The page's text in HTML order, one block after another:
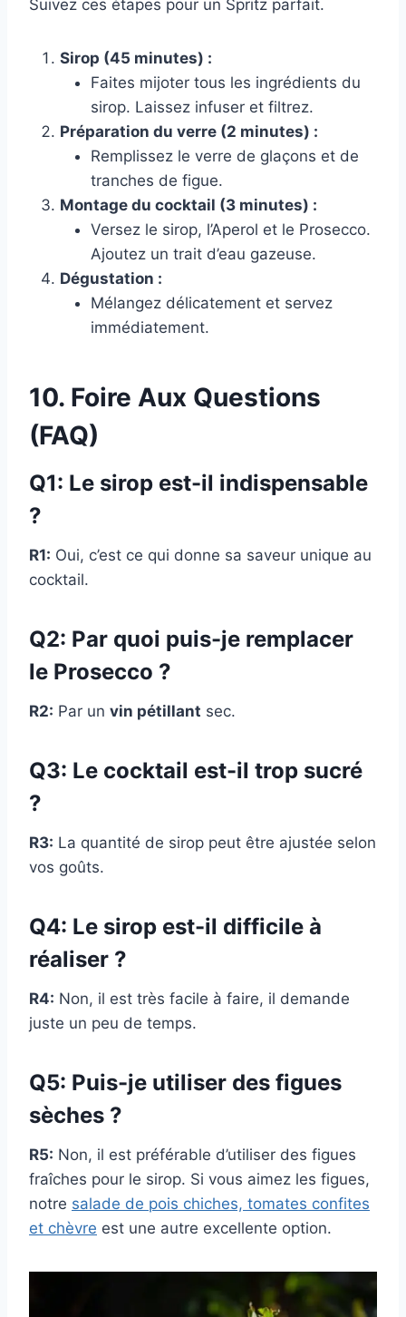
Suivez ces étapes pour un Spritz parfait.
Sirop (45 minutes) :
Faites mijoter tous les ingrédients du
sirop. Laissez infuser et filtrez.
Préparation du verre (2 minutes) :
Remplissez le verre de glaçons et de
tranches de figue.
Montage du cocktail (3 minutes) :
Versez le sirop, l’Aperol et le Prosecco.
Ajoutez un trait d’eau gazeuse.
Dégustation :
Mélangez délicatement et servez
immédiatement.
10. Foire Aux Questions
(FAQ)
Q1: Le sirop est-il indispensable
?
R1: Oui, c’est ce qui donne sa saveur unique au
cocktail.
Q2: Par quoi puis-je remplacer
le Prosecco ?
R2: Par un vin pétillant sec.
Q3: Le cocktail est-il trop sucré
?
R3: La quantité de sirop peut être ajustée selon
vos goûts.
Q4: Le sirop est-il difficile à
réaliser ?
R4: Non, il est très facile à faire, il demande
juste un peu de temps.
Q5: Puis-je utiliser des figues
sèches ?
R5: Non, il est préférable d’utiliser des figues
fraîches pour le sirop. Si vous aimez les figues,
notre salade de pois chiches, tomates confites
et chèvre est une autre excellente option.